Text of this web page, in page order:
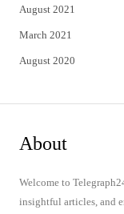
August 2021
March 2021
August 2020
About
Welcome to
insightful articles, and